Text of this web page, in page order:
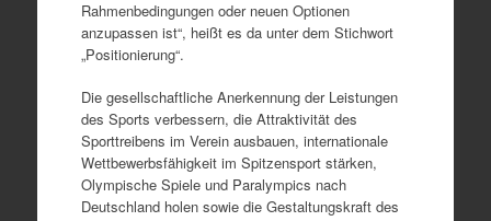
Rahmenbedingungen oder neuen Optionen
anzupassen ist“, heißt es da unter dem Stichwort
„Positionierung“.
Die gesellschaftliche Anerkennung der Leistungen
des Sports verbessern, die Attraktivität des
Sporttreibens im Verein ausbauen, internationale
Wettbewerbsfähigkeit im Spitzensport stärken,
Olympische Spiele und Paralympics nach
Deutschland holen sowie die Gestaltungskraft des